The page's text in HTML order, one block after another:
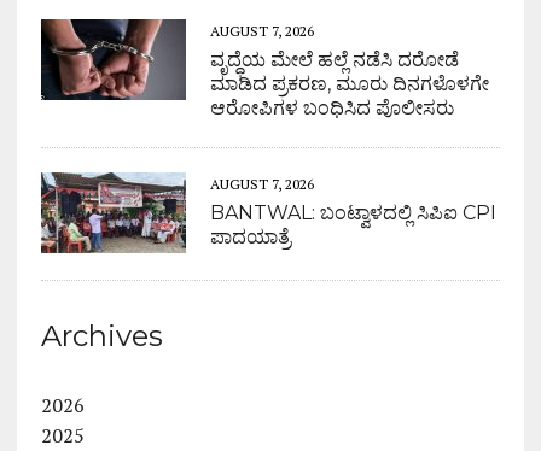
AUGUST 7, 2026
ವೃದ್ಧೆಯ ಮೇಲೆ ಹಲ್ಲೆ ನಡೆಸಿ ದರೋಡೆ
ಮಾಡಿದ ಪ್ರಕರಣ, ಮೂರು ದಿನಗಳೊಳಗೇ
ಆರೋಪಿಗಳ ಬಂಧಿಸಿದ ಪೊಲೀಸರು
AUGUST 7, 2026
BANTWAL: ಬಂಟ್ವಾಳದಲ್ಲಿ ಸಿಪಿಐ CPI
ಪಾದಯಾತ್ರೆ
Archives
2026
2025